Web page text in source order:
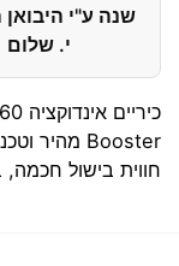
שנה ע"י
י. שלום
כיריים אינדוקציה 60 ס”מ גרמניות עם פיקוד טאץ’ מדויק,
Booster מהיר וטכנולוגיית Hob2Hood.
חווית בישול